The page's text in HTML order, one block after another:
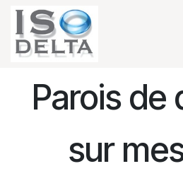
Se rendre au contenu
Parois de
sur